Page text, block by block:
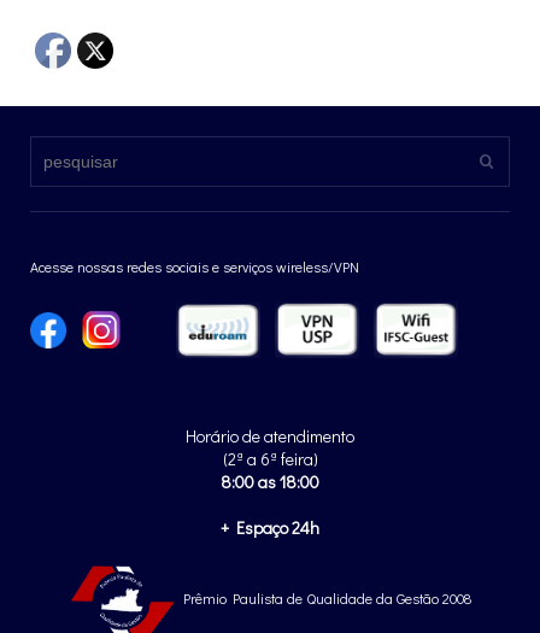
Acesse nossas redes sociais e serviços wireless/VPN
Horário de atendimento
(2ª a 6ª feira)
8:00 as 18:00
+ Espaço 24h
Prêmio Paulista de Qualidade da Gestão 2008